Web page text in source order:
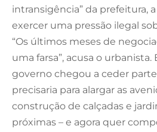
intransigência” da prefeitura,
exercer uma pressão ilegal
“Os últimos meses de
uma farsa”, acusa o urbanista.
governo chegou a ceder
precisaria para alargar as
construção de calçadas e
próximas – e agora quer